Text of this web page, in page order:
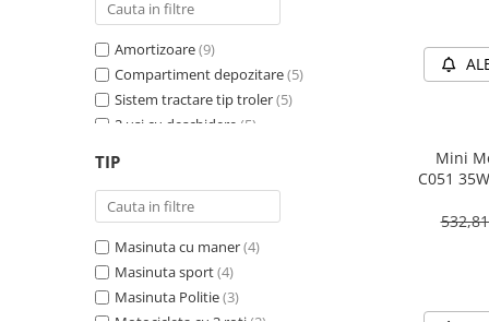
Amortizoare(9)
Compartiment depozitare(5)
Sistem tractare tip troler(5)
2 usi cu deschidere (5)
Schimbator viteza
Bluetooth(4)
Baterie detasabila(3)
Megafon (2)
4X4 (2)
TIP
Masinuta cu maner(4)
Masinuta sport(4)
Masinuta Politie(3)
Mini
C051